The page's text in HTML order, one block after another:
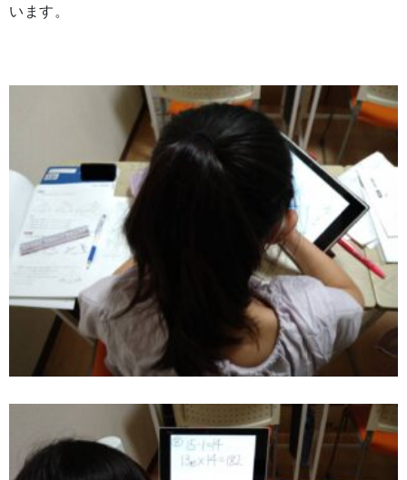
います。